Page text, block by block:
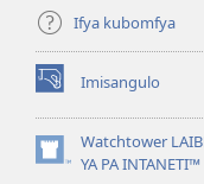
Ifya kubomfya
Imisangulo
(yalaisula
na
imbi)
Watchtower
YA PA INTANETI™
(yalaisula